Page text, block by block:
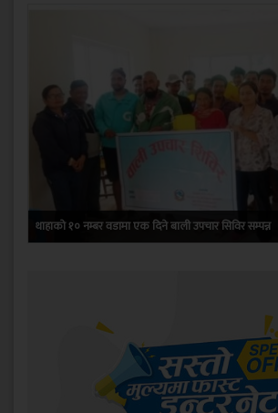
थाहाको १० नम्बर वडामा एक दिने बाली उपचार सिविर सम्पन्न